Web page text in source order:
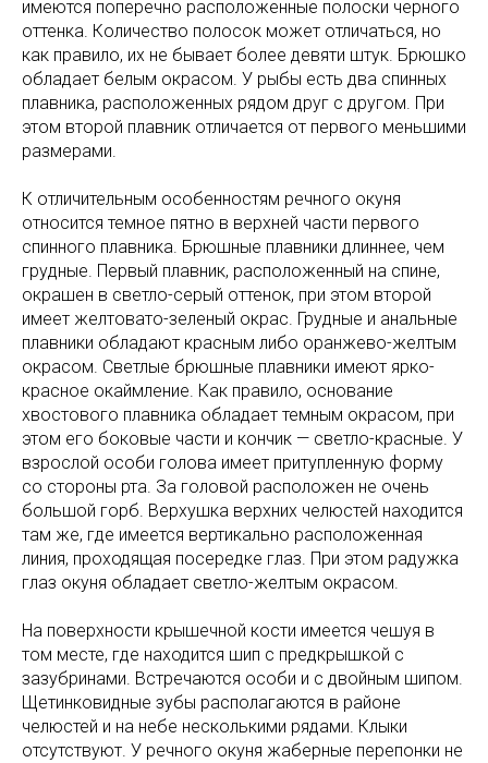
имеются поперечно расположенные полоски черного
оттенка. Количество полосок может отличаться, но
как правило, их не бывает более девяти штук. Брюшко
обладает белым окрасом. У рыбы есть два спинных
плавника, расположенных рядом друг с другом. При
этом второй плавник отличается от первого меньшими
размерами.
К отличительным особенностям речного окуня
относится темное пятно в верхней части первого
спинного плавника. Брюшные плавники длиннее, чем
грудные. Первый плавник, расположенный на спине,
окрашен в светло-серый оттенок, при этом второй
имеет желтовато-зеленый окрас. Грудные и анальные
плавники обладают красным либо оранжево-желтым
окрасом. Светлые брюшные плавники имеют ярко-
красное окаймление. Как правило, основание
хвостового плавника обладает темным окрасом, при
этом его боковые части и кончик — светло-красные. У
взрослой особи голова имеет притупленную форму
со стороны рта. За головой расположен не очень
большой горб. Верхушка верхних челюстей находится
там же, где имеется вертикально расположенная
линия, проходящая посередке глаз. При этом радужка
глаз окуня обладает светло-желтым окрасом.
На поверхности крышечной кости имеется чешуя в
том месте, где находится шип с предкрышкой с
зазубринами. Встречаются особи и с двойным шипом.
Щетинковидные зубы располагаются в районе
челюстей и на небе несколькими рядами. Клыки
отсутствуют. У речного окуня жаберные перепонки не